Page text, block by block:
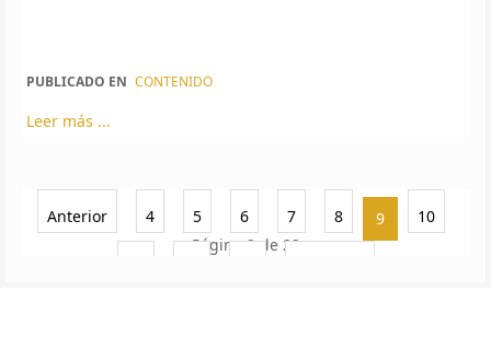
PUBLICADO EN CONTENIDO
Leer más ...
Anterior 4 5 6 7 8 9 10
Página 9 de 22